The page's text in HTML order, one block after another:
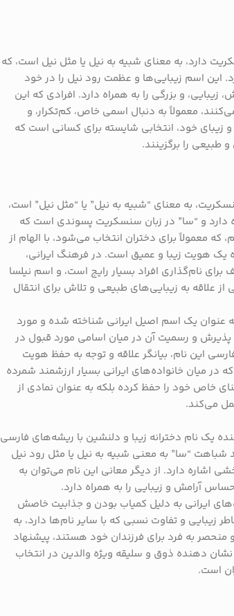
دارد، به معنای شبیه به نیل یا مثل نیل است، که
این اسم زیبایی‌ها و عظمت رود نیل را در خود
و بزرگی را به همراه دارد. افرادی که این
معمولاً به دنبال اسمی خاص، کم‌تکرار، و
زیبای خود، انتخابی شایسته برای کسانی است که
را برگزینند.
به معنای “شبیه به نیل” یا “مثل نیل” است،
دارد و “سا” در زبان سنسکریت پسوندی است که
معمولاً برای دختران انتخاب می‌شود، با الهام از
یک هویت زیبا و عمیق است. در فرهنگ ایرانی،
نام‌گذاری افراد بسیار رایج است، و اسم نیلسا
از علاقه به زیبایی‌های طبیعی و تلاش برای انتقال
عنوان یک اسم اصیل ایرانی شناخته شده و مورد
پذیرش و رسمیت آن در میان اسامی مورد قبول در
این نام، بیانگر علاقه و توجه به حفظ هویت
در میان خانواده‌های ایرانی بسیار ارزشمند شمرده
خاص خود را حفظ کرده بلکه به عنوان نمادی از
می‌کند.
یک نام دخترانه زیبا و دلنشین با ریشه‌های فارسی
شباهت “سا” به معنی شبیه به نیل یا مثل رود نیل
اشاره دارد. از دیگر معانی این نام می‌توان به
آرامش و زیبایی را به همراه دارد.
ایرانی به دلیل کمیاب بودن و جذابیت خاصش
زیبایی و تفاوت نسبی که با سایر نام‌ها دارد، به
به فرد برای فرزندان خود هستند، پیشنهاد
دهنده ذوق و سلیقه ویژه والدین در انتخاب
است.